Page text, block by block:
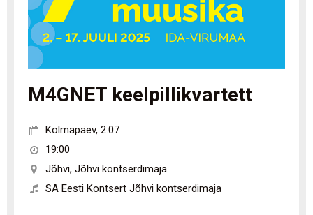
M4GNET keelpillikvartett
Kolmapäev, 2.07
19:00
Jõhvi, Jõhvi kontserdimaja
SA Eesti Kontsert Jõhvi kontserdimaja